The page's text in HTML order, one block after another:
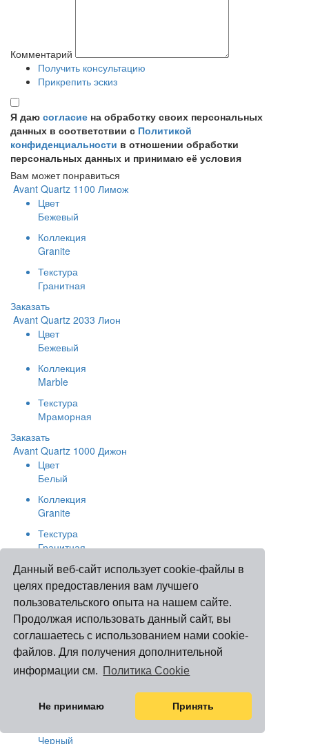
Данный веб-сайт использует cookie-файлы в
целях предоставления вам лучшего
пользовательского опыта на нашем сайте.
Продолжая использовать данный сайт, вы
соглашаетесь с использованием нами cookie-
файлов. Для получения дополнительной
информации см. Политика Cookie
Не принимаю Принять
Комментарий
Получить консультацию
Прикрепить эскиз
Я даю согласие на обработку своих персональных
данных в соответствии с Политикой
конфиденциальности в отношении обработки
персональных данных и принимаю её условия
Вам может понравиться
Avant Quartz 1100 Лимож
Цвет
Бежевый
Коллекция
Granite
Текстура
Гранитная
Заказать
Avant Quartz 2033 Лион
Цвет
Бежевый
Коллекция
Marble
Текстура
Мраморная
Заказать
Avant Quartz 1000 Дижон
Цвет
Белый
Коллекция
Granite
Текстура
Гранитная
Заказать
Avant Quartz 7670 Калакатта Кассель
Цвет
Серый
Коллекция
Marble
Мраморная
Avant Quartz 7060 Калакатта Мон Сен-Мишель
Черный